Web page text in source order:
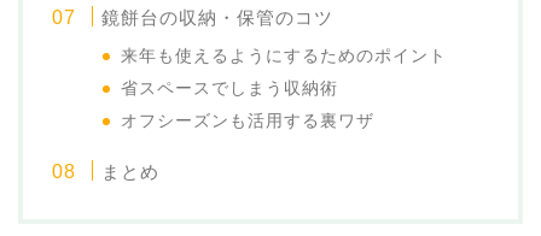
鏡餅台の収納・保管のコツ
来年も使えるようにするためのポイント
省スペースでしまう収納術
オフシーズンも活用する裏ワザ
まとめ